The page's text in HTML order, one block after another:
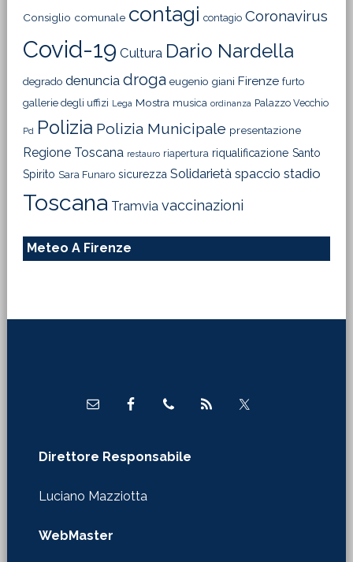
Consiglio comunale contagi contagio Coronavirus
Covid-19 Cultura Dario Nardella
degrado denuncia droga eugenio giani Firenze furto
gallerie degli uffizi Lega Mostra musica ordinanza Palazzo Vecchio
Pd Polizia Polizia Municipale presentazione
Regione Toscana restauro riapertura riqualificazione Santo
Spirito Sara Funaro sicurezza Solidarietà spaccio stadio
Toscana Tramvia vaccinazioni
Meteo A Firenze
Direttore Responsabile
Luciano Mazziotta
WebMaster